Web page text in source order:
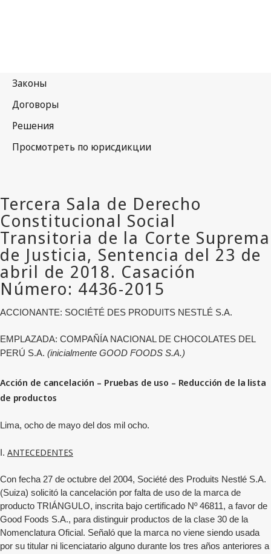
ACCIONANTE: SOCIÉTÉ DES PRODUITS NESTLÉ S.A.
EMPLAZADA: COMPAÑÍA NACIONAL DE CHOCOLATES DEL
PERÚ S.A. (inicialmente GOOD FOODS S.A.)
Acción de cancelación – Pruebas de uso – Reducción de la lista
de productos
Lima, ocho de mayo del dos mil ocho.
I. ANTECEDENTES
Con fecha 27 de octubre del 2004, Société des Produits Nestlé S.A.
(Suiza) solicitó la cancelación por falta de uso de la marca de
producto TRIÁNGULO, inscrita bajo certificado Nº 46811, a favor de
Good Foods S.A., para distinguir productos de la clase 30 de la
Nomenclatura Oficial. Señaló que la marca no viene siendo usada
por su titular ni licenciatario alguno durante los tres años anteriores a